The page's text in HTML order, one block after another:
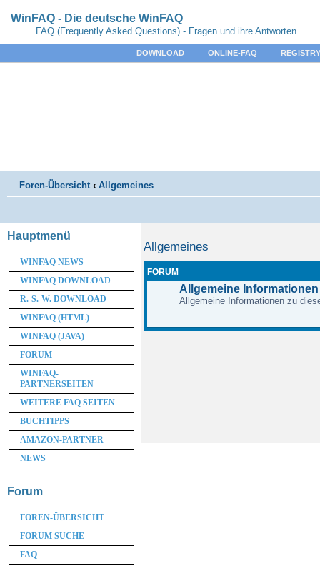
WinFAQ - Die deutsche WinFAQ
FAQ (Frequently Asked Questions) - Fragen und ihre Antworten
DOWNLOAD ONLINE-FAQ
Foren-Übersicht ‹ Allgemeines
Allgemeines
FORUM
Allgemeine Informationen
Allgemeine Informationen zu
Hauptmenü
WINFAQ NEWS
WINFAQ DOWNLOAD
R.-S.-W. DOWNLOAD
WINFAQ (HTML)
WINFAQ (JAVA)
FORUM
WINFAQ-
PARTNERSEITEN
WEITERE FAQ SEITEN
BUCHTIPPS
AMAZON-PARTNER
NEWS
Forum
FOREN-ÜBERSICHT
FORUM SUCHE
FAQ